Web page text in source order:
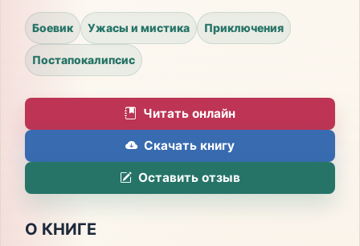
Боевик Ужасы и мистика Приключения
Постапокалипсис
Читать онлайн
Скачать книгу
Оставить отзыв
О КНИГЕ